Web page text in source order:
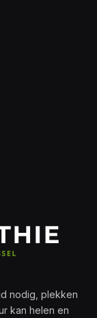
nodig, plekken
kan helen en